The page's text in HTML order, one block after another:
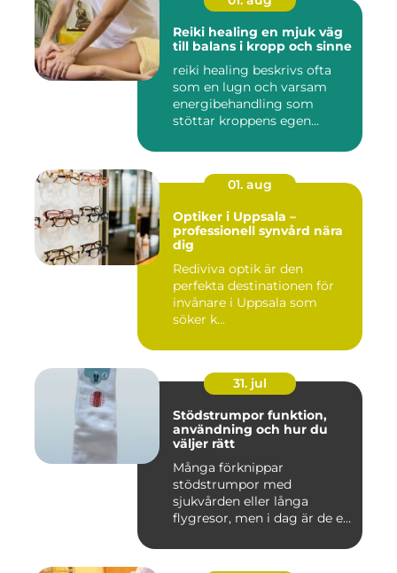
Reiki healing en mjuk väg
till balans i kropp och sinne
reiki healing beskrivs ofta
som en lugn och varsam
energibehandling som
stöttar kroppens egen
01. aug
Optiker i Uppsala –
professionell synvård nära
dig
Rediviva optik är den
perfekta destinationen för
invånare i Uppsala som
söker k...
31. jul
Stödstrumpor funktion,
användning och hur du
väljer rätt
Många förknippar
stödstrumpor med
sjukvården eller långa
flygresor, men i dag är de ett